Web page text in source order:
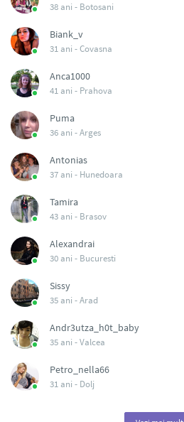
38 ani - Botosani
Biank_v
31 ani -Covasna
Anca1000
41 ani - Prahova
Puma
36 ani -Arges
Antonias
37 ani - Hunedoara
Tamira
43 ani - Brasov
Alexandrai
30 ani - Bucuresti
Sissy
35 ani -Arad
Andr3utza_h0t_baby
35 ani -Valcea
Petro_nella66
31 ani - Dolj